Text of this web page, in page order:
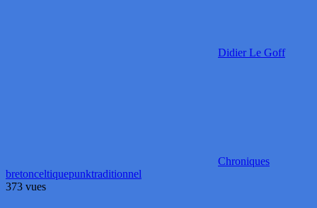
Didier Le Goff
Chroniques
bretonceltiquepunktraditionnel
373 vues